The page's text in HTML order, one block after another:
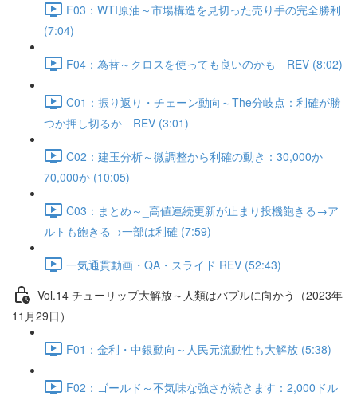
F03：WTI原油～市場構造を見切った売り手の完全勝利
(7:04)
F04：為替～クロスを使っても良いのかも REV (8:02)
C01：振り返り・チェーン動向～The分岐点：利確が勝
つか押し切るか REV (3:01)
C02：建玉分析～微調整から利確の動き：30,000か
70,000か (10:05)
C03：まとめ～_高値連続更新が止まり投機飽きる→ア
ルトも飽きる→一部は利確 (7:59)
一気通貫動画・QA・スライド REV (52:43)
Vol.14 チューリップ大解放～人類はバブルに向かう（2023年
11月29日）
F01：金利・中銀動向～人民元流動性も大解放 (5:38)
F02：ゴールド～不気味な強さが続きます：2,000ドル